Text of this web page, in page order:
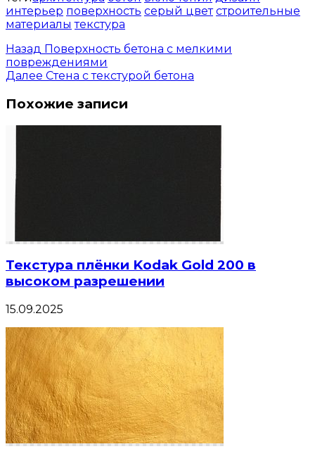
интерьер поверхность серый цвет строительные
материалы текстура
Назад Поверхность бетона с мелкими
повреждениями
Далее Стена с текстурой бетона
Похожие записи
Текстура плёнки Kodak Gold 200 в
высоком разрешении
15.09.2025